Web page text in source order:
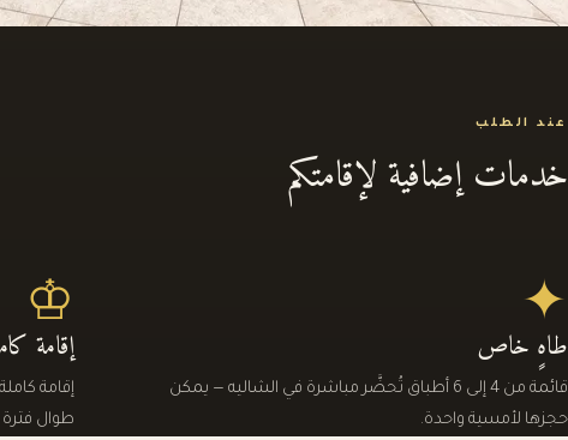
عند الطلب
خدمات إضافية لإقامتكم
✦
طاهٍ خاص
قائمة من 4 إلى 6 أطباق تُحضَّر مباشرة في الشاليه — يمكن
حجزها لأمسية واحدة.
♔
إقامة
إقامة
طوال فترة